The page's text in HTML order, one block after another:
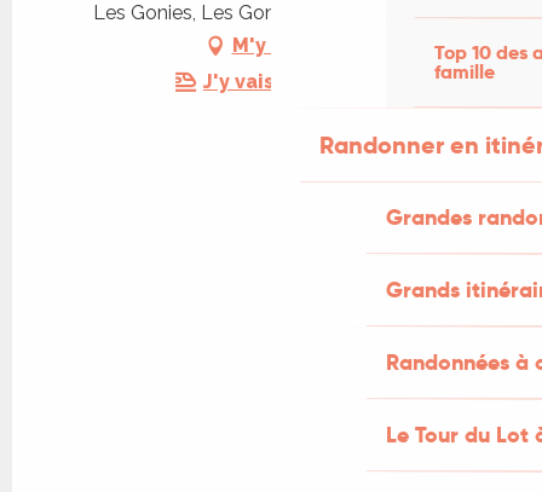
Top 10 des
famille
Randonner en
Grandes
Grands
Randonnées
Le Tour du Lot
Les Gonies, Les Gonies, 46700 Mauroux
M'y rendre
J'y vais en train !